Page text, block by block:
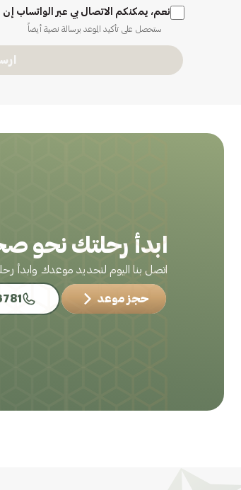
نعم، يمكنكم الاتصال بي عبر الواتساب
ستحصل على تأكيد الموعد برسالة نصية أيضاً
ابدأ رحلتك نحو
اتصل بنا اليوم لتحديد موعدك وابدأ
حجز موعد